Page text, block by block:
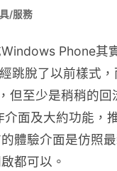
/服務
Phone其
跳脫了以前樣式
但至少是稍稍的回
面及大約功能，
體驗介面是仿照
都可以。